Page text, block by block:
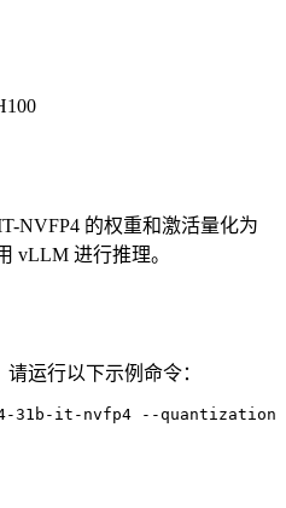
NVFP4 的权重和激活量化为
vLLM 进行推理。
运行以下示例命令：
4-31b-it-nvfp4 --